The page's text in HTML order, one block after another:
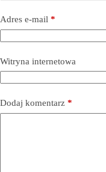
Adres e-mail *
Witryna internetowa
Dodaj komentarz *